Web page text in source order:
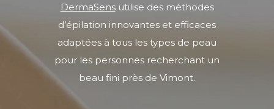
DermaSensutilise des méthodes
d’épilation innovantes et efficaces
adaptées à tous les types de peau
pour les personnes recherchant un
beau fini près de Vimont.